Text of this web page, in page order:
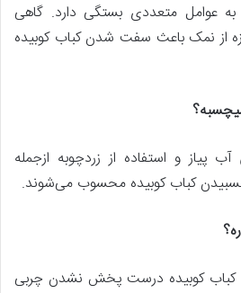
عوامل متعددی بستگی دارد. گاهی
از نمک باعث سفت شدن کباب کوبیده
پیاز و استفاده از زردچوبه ازجمله
کباب کوبیده محسوب می‌شوند.
کباب کوبیده درست پخش نشدن چربی